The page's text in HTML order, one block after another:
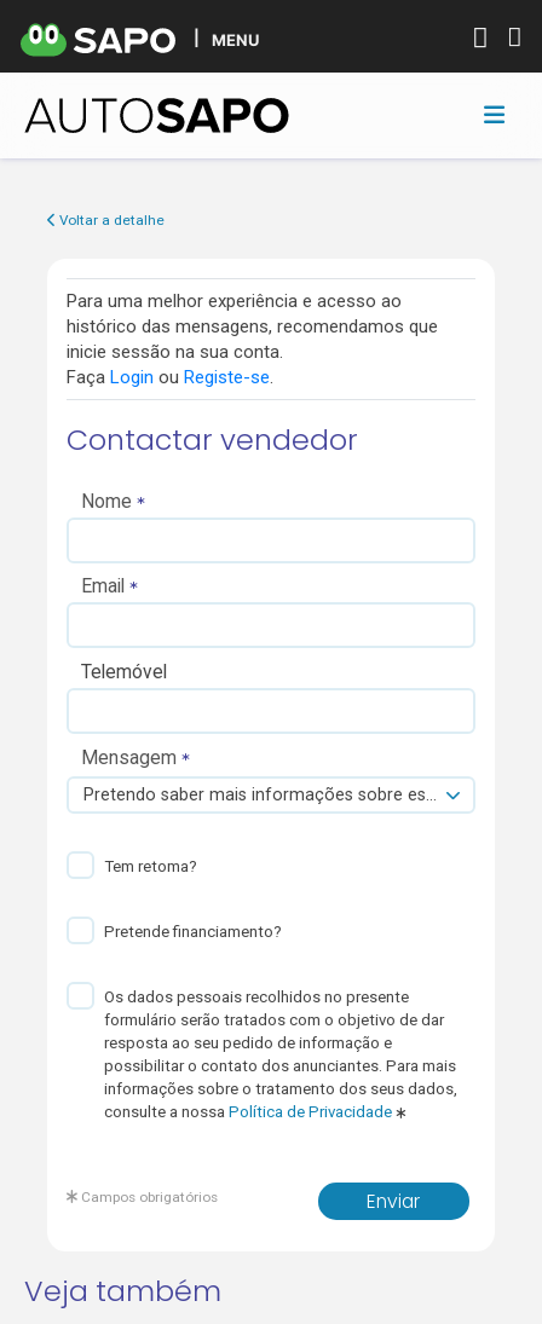
MENU
Voltar a detalhe
Para uma melhor experiência e acesso ao
histórico das mensagens, recomendamos que
inicie sessão na sua conta.
Faça Login ou Registe-se.
Contactar vendedor
Nome
Email
Telemóvel
Mensagem
Pretendo saber mais informações sobre esta viatura.
Tem retoma?
Pretende financiamento?
Os dados pessoais recolhidos no presente
formulário serão tratados com o objetivo de dar
resposta ao seu pedido de informação e
possibilitar o contato dos anunciantes. Para mais
informações sobre o tratamento dos seus dados,
consulte a nossaPolítica de Privacidade
Enviar
Campos obrigatórios
Veja também